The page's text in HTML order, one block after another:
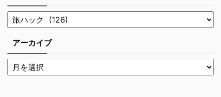
アーカイブ